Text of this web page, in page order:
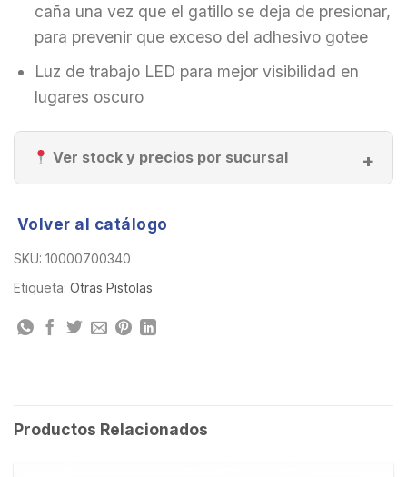
caña una vez que el gatillo se deja de presionar,
para prevenir que exceso del adhesivo gotee
Luz de trabajo LED para mejor visibilidad en
lugares oscuro
Ver stock y precios por sucursal
Volver al catálogo
SKU: 10000700340
Etiqueta: Otras Pistolas
Productos Relacionados